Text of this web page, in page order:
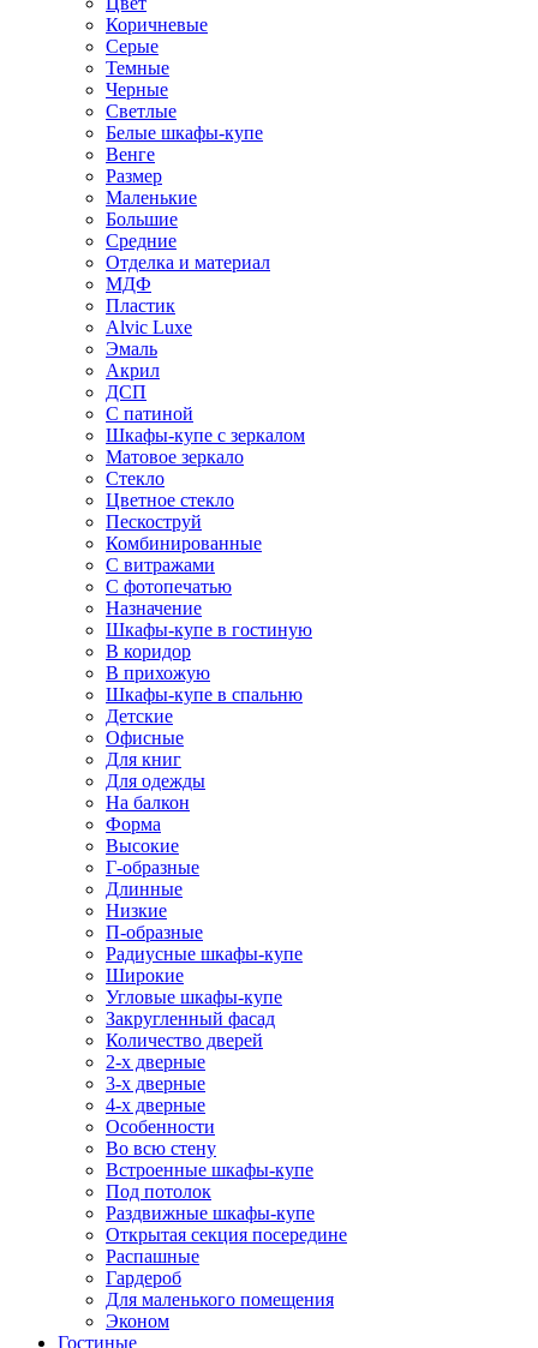
Коричневые
Серые
Темные
Черные
Светлые
Белые шкафы-купе
Венге
Размер
Маленькие
Большие
Средние
Отделка и материал
МДФ
Пластик
Alvic Luxe
Эмаль
Акрил
ДСП
С патиной
Шкафы-купе с зеркалом
Матовое зеркало
Стекло
Цветное стекло
Пескоструй
Комбинированные
С витражами
С фотопечатью
Назначение
Шкафы-купе в гостиную
В коридор
В прихожую
Шкафы-купе в спальню
Детские
Офисные
Для книг
Для одежды
На балкон
Форма
Высокие
Г-образные
Длинные
Низкие
П-образные
Радиусные шкафы-купе
Широкие
Угловые шкафы-купе
Закругленный фасад
Количество дверей
2-х дверные
3-х дверные
4-х дверные
Особенности
Во всю стену
Встроенные шкафы-купе
Под потолок
Раздвижные шкафы-купе
Открытая секция посередине
Распашные
Гардероб
Для маленького помещения
Эконом
Гостиные